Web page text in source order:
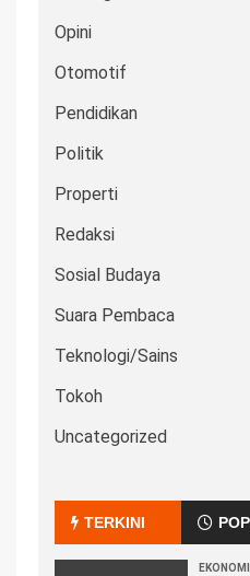
Opini
Otomotif
Pendidikan
Politik
Properti
Redaksi
Sosial Budaya
Suara Pembaca
Teknologi/Sains
Tokoh
Uncategorized
TERKINI
EKONOMI